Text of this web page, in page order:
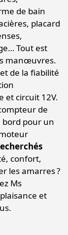
de bain
placard
Tout est
manœuvres.
de la fiabilité
et circuit 12V.
de
bord pour un
confort,
les amarres ?
Ms
et